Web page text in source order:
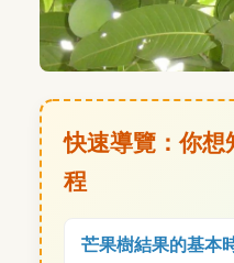
快速導覽：你想
程
芒果樹結果的基本